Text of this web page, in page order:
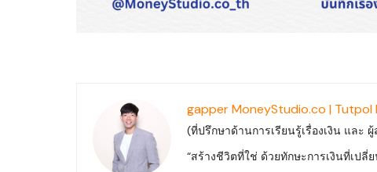
gapper MoneyStudio.co |
(ที่ปรึกษาด้านการเรียนรู้เรื่องเงิน และ
“สร้างชีวิตที่ใช่ ด้วยทักษะการเงินที่เปลี่